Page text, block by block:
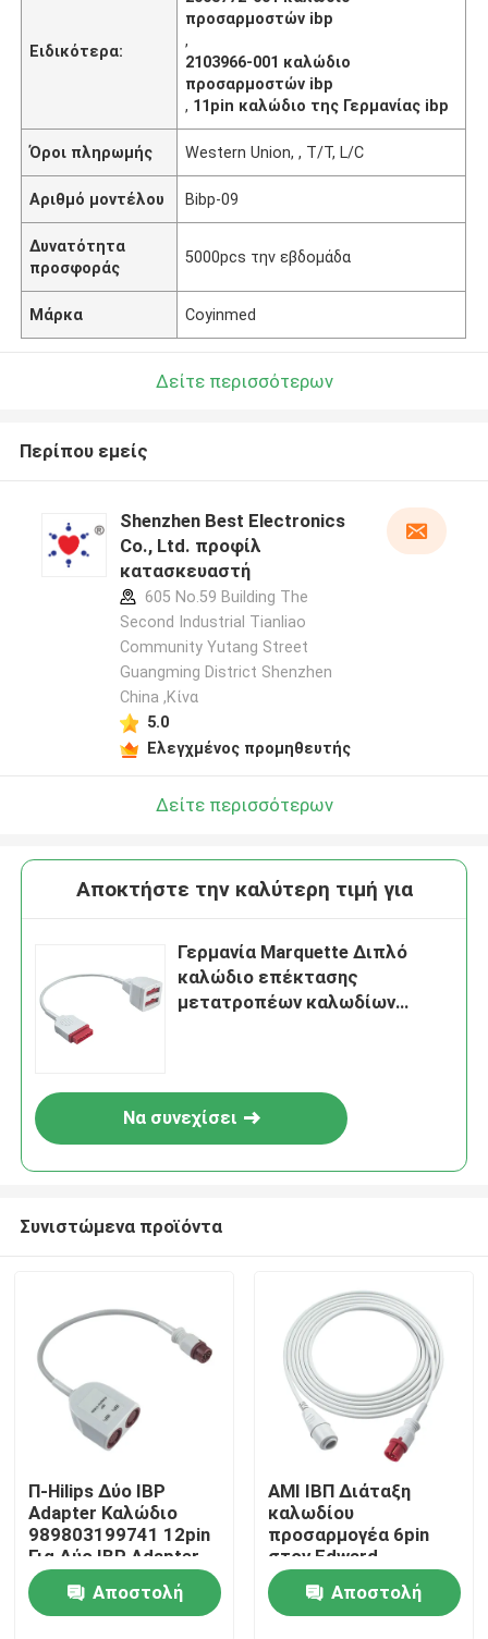
Σπίτι
Προϊόντα
Ειδικότερα:
προσαρμοστών ibp
,
2103966-001 καλώδιο
προσαρμοστών ibp
, 11pin καλώδιο της Γερμανίας ibp
Όροι πληρωμής Western Union, , T/T, L/C
Αριθμό μοντέλου Bibp-09
Δυνατότητα
προσφοράς
5000pcs την εβδομάδα
Μάρκα Coyinmed
Δείτε περισσότερων
Περίπου εμείς
Shenzhen Best Electronics
Co., Ltd. προφίλ
κατασκευαστή
605 No.59 Building The
Second Industrial Tianliao
Community Yutang Street
Guangming District Shenzhen
China ,Κίνα
5.0
Ελεγχμένος προμηθευτής
Δείτε περισσότερων
Αποκτήστε την καλύτερη τιμή για
Γερμανία Marquette Διπλό
καλώδιο επέκτασης
μετατροπέων καλωδίων
Να συνεχίσει
Συνιστώμενα προϊόντα
Π-Hilips Δύο IBP
Adapter Καλώδιο
989803199741 12pin
Για Δύο IBP Adapter
Αποστολή
ΑΜΙ ΙΒΠ Διάταξη
καλωδίου
προσαρμογέα 6pin
στον Edward
Connector Welch Allyn
Propaq 102 104 106
205 Encore 106EL
Αποστολή